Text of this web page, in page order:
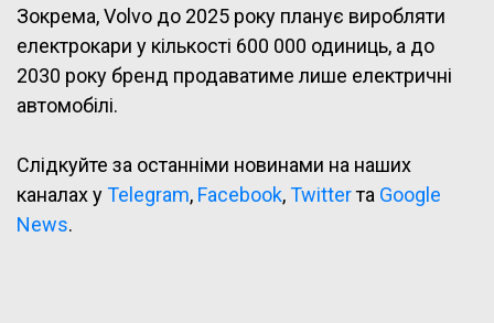
Зокрема, Volvo до 2025 року планує виробляти
електрокари у кількості 600 000 одиниць, а до
2030 року бренд продаватиме лише електричні
автомобілі.
Слідкуйте за останніми новинами на наших
каналах уTelegram, Facebook,Twitterта Google
News.